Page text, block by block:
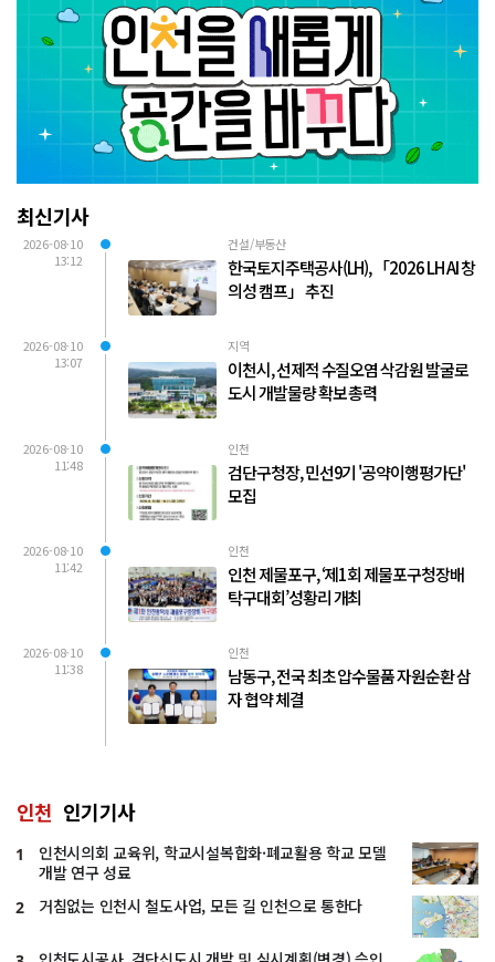
최신기사
2026-08-10
13:12
건설/부동산
한국토지주택공사(LH), 「2026 LH AI 창
의성 캠프」 추진
2026-08-10
13:07
지역
이천시, 선제적 수질오염 삭감원 발굴로
도시 개발물량 확보 총력
2026-08-10
11:48
인천
검단구청장, 민선9기 '공약이행평가단'
모집
2026-08-10
11:42
인천
인천 제물포구, ‘제1회 제물포구청장배
탁구대회’성황리 개최
2026-08-10
11:38
인천
남동구, 전국 최초 압수물품 자원순환 삼
자 협약 체결
인천 인기기사
1
인천시의회 교육위, 학교시설복합화·폐교활용 학교 모델
개발 연구 성료
2 거침없는 인천시 철도사업, 모든 길 인천으로 통한다